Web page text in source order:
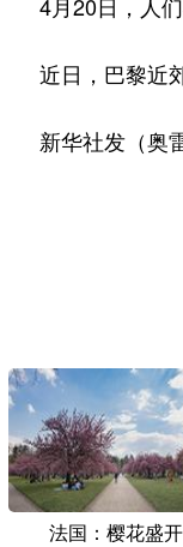
近日，巴黎近郊
新华社发（奥雷
法国：樱花盛开